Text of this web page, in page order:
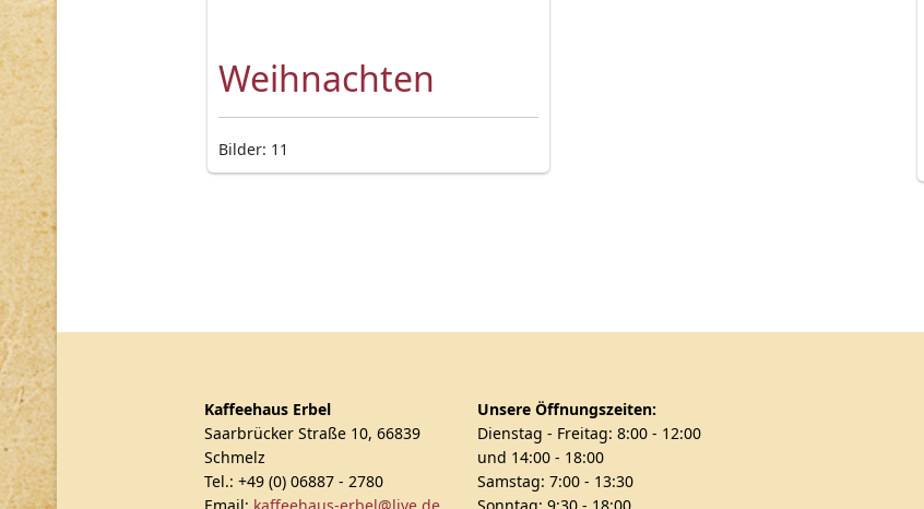
Weihnachten
Bilder: 11
Kaffeehaus Erbel
Saarbrücker Straße 10, 66839
Schmelz
Tel.: +49 (0) 06887 - 2780
Unsere Öffnungszeiten:
Dienstag - Freitag: 8:00 - 12:00
und 14:00 - 18:00
Samstag: 7:00 - 13:30